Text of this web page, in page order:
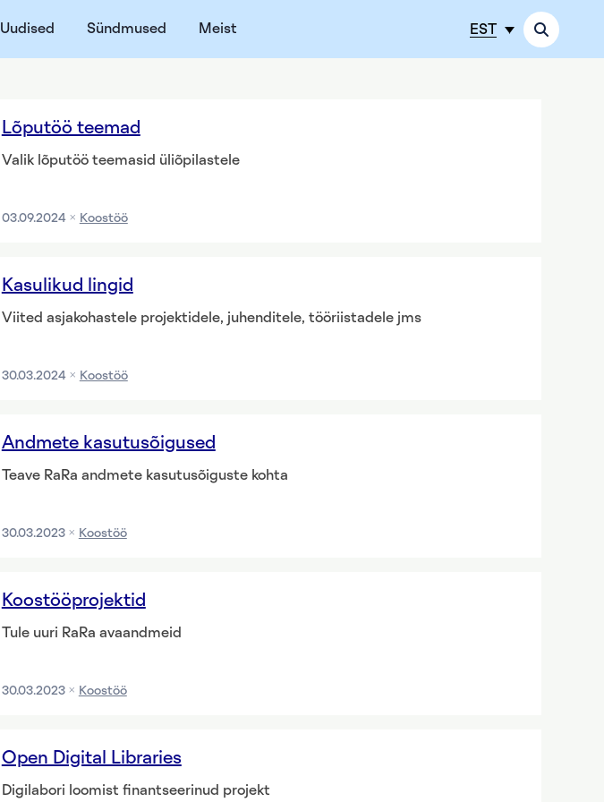
Uudised Sündmused Meist EST
Lõputöö teemad
Valik lõputöö teemasid üliõpilastele
03.09.2024 Koostöö
Kasulikud lingid
Viited asjakohastele projektidele, juhenditele, tööriistadele jms
30.03.2024 Koostöö
Andmete kasutusõigused
Teave RaRa andmete kasutusõiguste kohta
30.03.2023 Koostöö
Koostööprojektid
Tule uuri RaRa avaandmeid
30.03.2023 Koostöö
Open Digital Libraries
Digilabori loomist finantseerinud projekt